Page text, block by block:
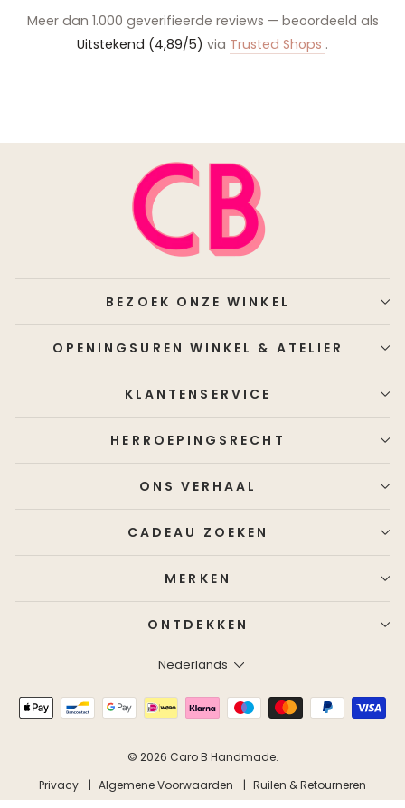
Meer dan 1.000 geverifieerde reviews — beoordeeld als
Uitstekend (4,89/5) via Trusted Shops .
BEZOEK ONZE WINKEL
OPENINGSUREN WINKEL & ATELIER
KLANTENSERVICE
HERROEPINGSRECHT
ONS VERHAAL
CADEAU ZOEKEN
MERKEN
ONTDEKKEN
Taal
Nederlands
© 2026 Caro B Handmade.
Privacy
Algemene Voorwaarden Ruilen & Retourneren